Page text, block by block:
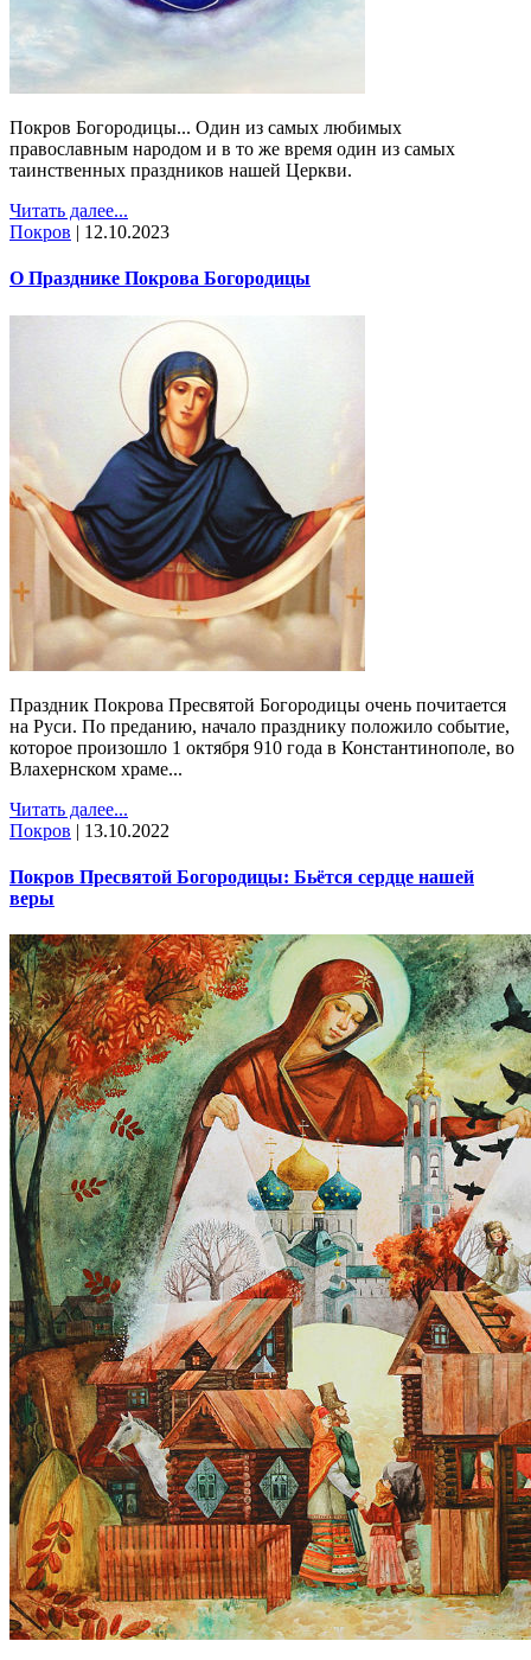
Покров Богородицы... Один из самых любимых
православным народом и в то же время один из самых
таинственных праздников нашей Церкви.
Читать далее...
Покров | 12.10.2023
О Празднике Покрова Богородицы
Праздник Покрова Пресвятой Богородицы очень почитается
на Руси. По преданию, начало празднику положило событие,
которое произошло 1 октября 910 года в Константинополе, во
Влахернском храме...
Читать далее...
Покров | 13.10.2022
Покров Пресвятой Богородицы: Бьётся сердце нашей
веры